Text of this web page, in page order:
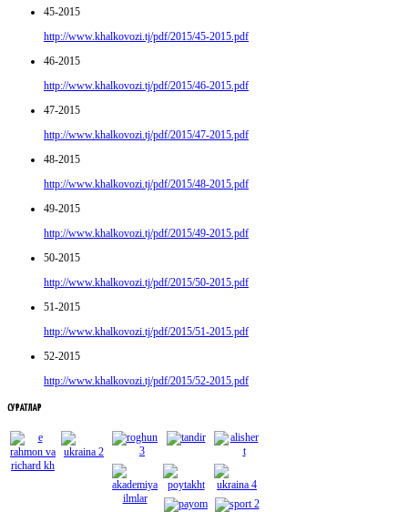
45-2015
http://www.khalkovozi.tj/pdf/2015/45-2015.pdf
46-2015
http://www.khalkovozi.tj/pdf/2015/46-2015.pdf
47-2015
http://www.khalkovozi.tj/pdf/2015/47-2015.pdf
48-2015
http://www.khalkovozi.tj/pdf/2015/48-2015.pdf
49-2015
http://www.khalkovozi.tj/pdf/2015/49-2015.pdf
50-2015
http://www.khalkovozi.tj/pdf/2015/50-2015.pdf
51-2015
http://www.khalkovozi.tj/pdf/2015/51-2015.pdf
52-2015
http://www.khalkovozi.tj/pdf/2015/52-2015.pdf
СУРАТЛАР